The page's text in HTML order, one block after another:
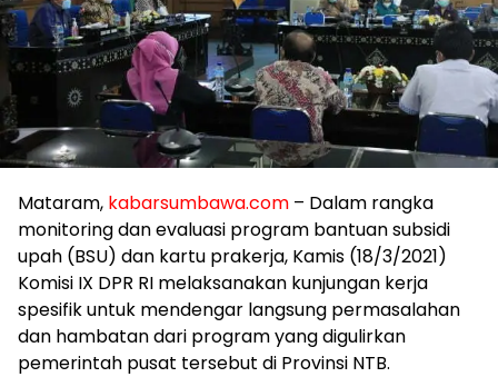
Mataram, kabarsumbawa.com – Dalam rangka
monitoring dan evaluasi program bantuan subsidi
upah (BSU) dan kartu prakerja, Kamis (18/3/2021)
Komisi IX DPR RI melaksanakan kunjungan kerja
spesifik untuk mendengar langsung permasalahan
dan hambatan dari program yang digulirkan
pemerintah pusat tersebut di Provinsi NTB.